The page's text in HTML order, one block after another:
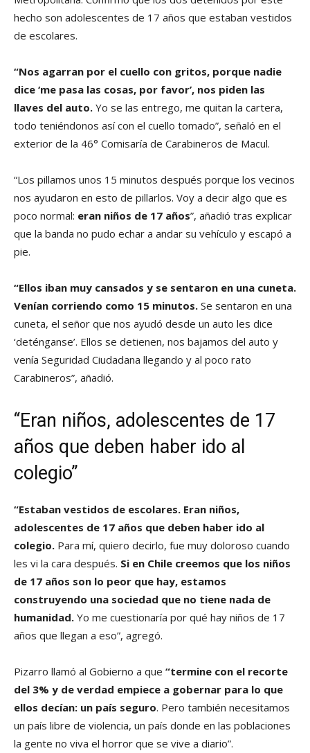
hecho son adolescentes de 17 años que estaban vestidos
de escolares.
“Nos agarran por el cuello con gritos, porque nadie
dice ‘me pasa las cosas, por favor’, nos piden las
llaves del auto. Yo se las entrego, me quitan la cartera,
todo teniéndonos así con el cuello tomado”, señaló en el
exterior de la 46° Comisaría de Carabineros de Macul.
“Los pillamos unos 15 minutos después porque los vecinos
nos ayudaron en esto de pillarlos. Voy a decir algo que es
poco normal: eran niños de 17 años”, añadió tras explicar
que la banda no pudo echar a andar su vehículo y escapó a
pie.
“Ellos iban muy cansados y se sentaron en una cuneta.
Venían corriendo como 15 minutos. Se sentaron en una
cuneta, el señor que nos ayudó desde un auto les dice
‘deténganse’. Ellos se detienen, nos bajamos del auto y
venía Seguridad Ciudadana llegando y al poco rato
Carabineros”, añadió.
“Eran niños, adolescentes de 17
años que deben haber ido al
colegio”
“Estaban vestidos de escolares. Eran niños,
adolescentes de 17 años que deben haber ido al
colegio. Para mí, quiero decirlo, fue muy doloroso cuando
les vi la cara después. Si en Chile creemos que los niños
de 17 años son lo peor que hay, estamos
construyendo una sociedad que no tiene nada de
humanidad. Yo me cuestionaría por qué hay niños de 17
años que llegan a eso”, agregó.
Pizarro llamó al Gobierno a que “termine con el recorte
del 3% y de verdad empiece a gobernar para lo que
ellos decían: un país seguro. Pero también necesitamos
un país libre de violencia, un país donde en las poblaciones
la gente no viva el horror que se vive a diario”.